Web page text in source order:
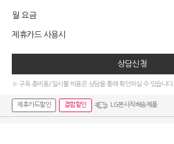
월 요금
제휴카드 사용시
상담신청
※ 구독 총비용/일시불 비용은 상담을 통해 확인하실 수 있습니다.
제휴카드할인 결합할인 LG본사직배송제품